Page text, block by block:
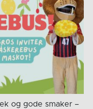
og gode smaker –